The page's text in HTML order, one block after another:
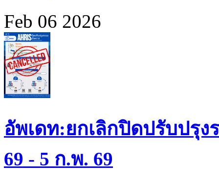
Feb 06 2026
อัพเดท:ยกเลิกปิดปรับปรุ
69 - 5 ก.พ. 69